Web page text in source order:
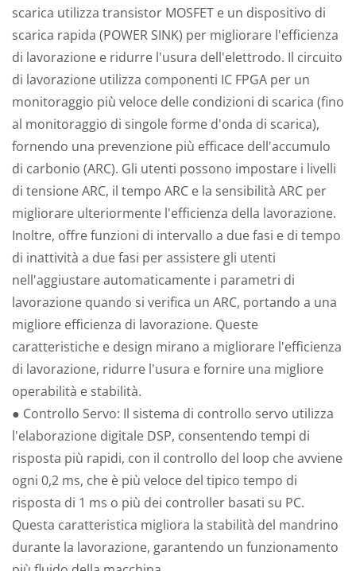
scarica utilizza transistor MOSFET e un dispositivo di
scarica rapida (POWER SINK) per migliorare l'efficienza
di lavorazione e ridurre l'usura dell'elettrodo. Il circuito
di lavorazione utilizza componenti IC FPGA per un
monitoraggio più veloce delle condizioni di scarica (fino
al monitoraggio di singole forme d'onda di scarica),
fornendo una prevenzione più efficace dell'accumulo
di carbonio (ARC). Gli utenti possono impostare i livelli
di tensione ARC, il tempo ARC e la sensibilità ARC per
migliorare ulteriormente l'efficienza della lavorazione.
Inoltre, offre funzioni di intervallo a due fasi e di tempo
di inattività a due fasi per assistere gli utenti
nell'aggiustare automaticamente i parametri di
lavorazione quando si verifica un ARC, portando a una
migliore efficienza di lavorazione. Queste
caratteristiche e design mirano a migliorare l'efficienza
di lavorazione, ridurre l'usura e fornire una migliore
operabilità e stabilità.
● Controllo Servo: Il sistema di controllo servo utilizza
l'elaborazione digitale DSP, consentendo tempi di
risposta più rapidi, con il controllo del loop che avviene
ogni 0,2 ms, che è più veloce del tipico tempo di
risposta di 1 ms o più dei controller basati su PC.
Questa caratteristica migliora la stabilità del mandrino
durante la lavorazione, garantendo un funzionamento